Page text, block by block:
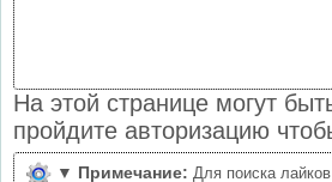
На этой странице могут
пройдите авторизацию
▼ Примечание: Для поиска